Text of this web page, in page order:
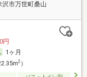
沢市万世町桑山
円
1ヶ月
2）